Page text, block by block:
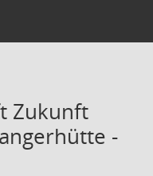
Zukunft
-